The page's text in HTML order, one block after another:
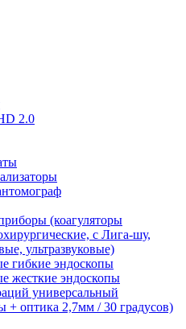
2.0
(коагуляторы
с Лига-шу,
ультразвуковые)
гибкие эндоскопы
жесткие эндоскопы
универсальный
+ оптика 2,7мм / 30 градусов)